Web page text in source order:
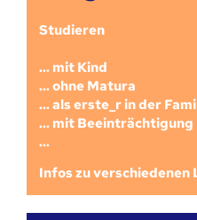
Studieren
... mit Kind
... ohne Matura
... als erste_r in der
... mit Beeinträchtigung
...
Infos zu verschiedenen